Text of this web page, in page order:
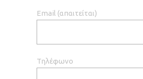
Email (απαιτείται)
Τηλέφωνο